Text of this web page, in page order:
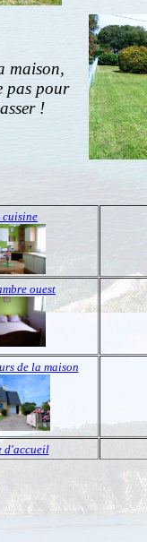
maison,
pas pour
!
cuisine
ouest
de la maison
d'accueil